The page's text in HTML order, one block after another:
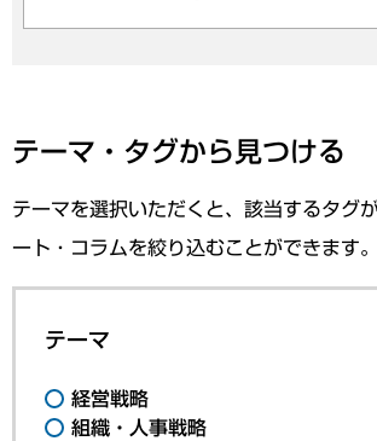
テーマ・タグから見つける
テーマを選択いただくと、該当するタグ
ート・コラムを絞り込むことができます。
テーマ
経営戦略
組織・人事戦略